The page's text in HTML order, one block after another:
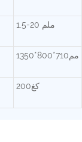
1.5-20 ملم
مم710*800*1350
كغ200